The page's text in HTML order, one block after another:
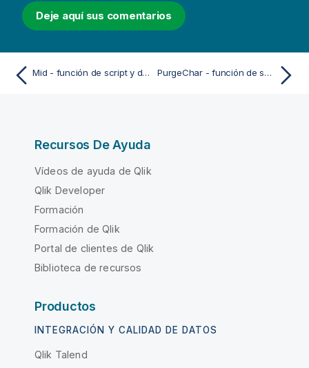
Deje aquí sus comentarios
Mid - función de script y de gráfico PurgeChar - función de script y de gráfico
Recursos De Ayuda
Vídeos de ayuda de Qlik
Qlik Developer
Formación
Formación de Qlik
Portal de clientes de Qlik
Biblioteca de recursos
Productos
INTEGRACIÓN Y CALIDAD DE DATOS
Qlik Talend